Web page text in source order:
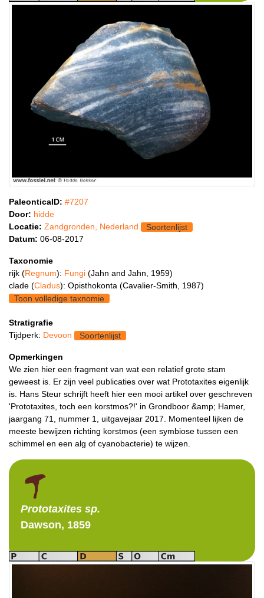
PaleonticaID: #7207
Door: hidde
Locatie: Zandgronden, Nederland
Soortenlijst
Datum: 06-08-2017
Taxonomie
rijk (Regnum): Fungi (Jahn and Jahn, 1959)
clade (Cladus): Opisthokonta (Cavalier-Smith, 1987)
Toon volledige taxnomie
Stratigrafie
Tijdperk: Devoon Soortenlijst
Opmerkingen
We zien hier een fragment van wat een relatief grote stam
geweest is. Er zijn veel publicaties over wat Prototaxites eigenlijk
is. Hans Steur schrijft heeft hier een mooi artikel over geschreven
'Prototaxites, toch een korstmos?!' in Grondboor &amp; Hamer,
jaargang 71, nummer 1, uitgavejaar 2017. Momenteel lijken de
meeste bewijzen richting korstmos (een symbiose tussen een
schimmel en een alg of cyanobacterie) te wijzen.
Prototaxites sp.
Dawson, 1859